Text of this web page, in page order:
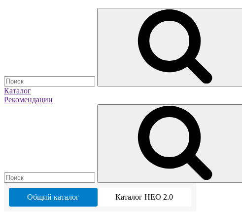
Каталог
Рекомендации
Общий каталог Каталог НЕО 2.0